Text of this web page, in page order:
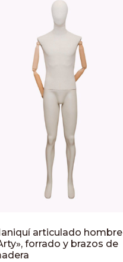
articulado hombre
forrado y brazos de